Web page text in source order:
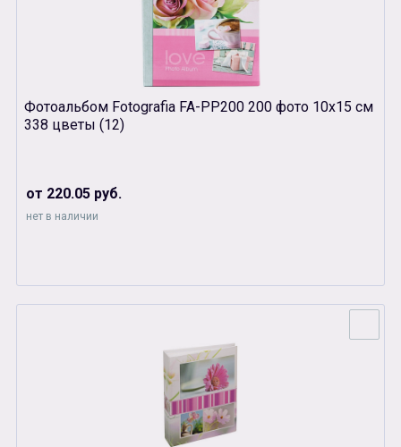
Фотоальбом Fotografia FA-PP200 200 фото 10х15 см
338 цветы (12)
от 220.05 руб.
нет в наличии